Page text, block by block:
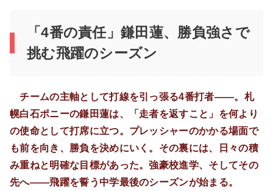
「4番の責任」鎌田蓮、勝負強さで
挑む飛躍のシーズン
チームの主軸として打線を引っ張る4番打者――。札
幌白石ポニーの鎌田蓮は、「走者を返すこと」を何より
の使命として打席に立つ。プレッシャーのかかる場面で
も前を向き、勝負を決めにいく。その裏には、日々の積
み重ねと明確な目標があった。強豪校進学、そしてその
先へ――飛躍を誓う中学最後のシーズンが始まる。